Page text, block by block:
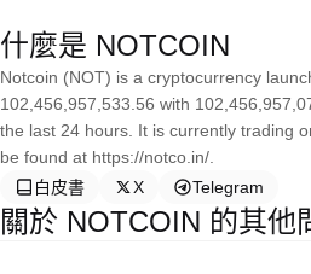
什麼是 NOTCOIN
Notcoin (NOT) is a cryptocurrency
102,456,957,533.56 with
the last 24 hours. It is currently trading
be found at https://notco.in/.
白皮書
X Telegram
關於 NOTCOIN 的其他